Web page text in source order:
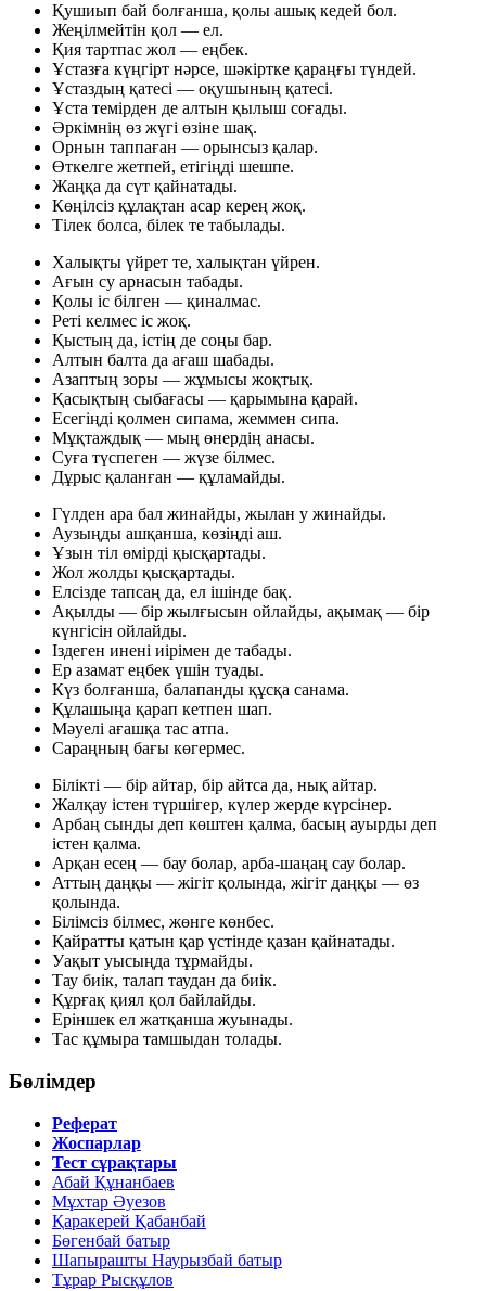
Қушиып бай болғанша, қолы ашық кедей бол.
Жеңілмейтін қол — ел.
Қия тартпас жол — еңбек.
Ұстазға күңгірт нәрсе, шәкіртке қараңғы түндей.
Ұстаздың қатесі — оқушының қатесі.
Ұста темірден де алтын қылыш соғады.
Әркімнің өз жүгі өзіне шақ.
Орнын таппаған — орынсыз қалар.
Өткелге жетпей, етігіңді шешпе.
Жаңқа да сүт қайнатады.
Көңілсіз құлақтан асар керең жоқ.
Тілек болса, білек те табылады.
Халықты үйрет те, халықтан үйрен.
Ағын су арнасын табады.
Қолы іс білген — қиналмас.
Реті келмес іс жоқ.
Қыстың да, істің де соңы бар.
Алтын балта да ағаш шабады.
Азаптың зоры — жұмысы жоқтық.
Қасықтың сыбағасы — қарымына қарай.
Есегіңді қолмен сипама, жеммен сипа.
Мұқтаждық — мың өнердің анасы.
Суға түспеген — жүзе білмес.
Дұрыс қаланған — құламайды.
Гүлден ара бал жинайды, жылан у жинайды.
Аузыңды ашқанша, көзіңді аш.
Ұзын тіл өмірді қысқартады.
Жол жолды қысқартады.
Елсізде тапсаң да, ел ішінде бақ.
Ақылды — бір жылғысын ойлайды, ақымақ — бір
күнгісін ойлайды.
Іздеген инені иірімен де табады.
Ер азамат еңбек үшін туады.
Күз болғанша, балапанды құсқа санама.
Құлашыңа қарап кетпен шап.
Мәуелі ағашқа тас атпа.
Сараңның бағы көгермес.
Білікті — бір айтар, бір айтса да, нық айтар.
Жалқау істен түршігер, күлер жерде күрсінер.
Арбаң сынды деп көштен қалма, басың ауырды деп
істен қалма.
Арқан есең — бау болар, арба-шаңаң сау болар.
Аттың даңқы — жігіт қолында, жігіт даңқы — өз
қолында.
Білімсіз білмес, жөнге көнбес.
Қайратты қатын қар үстінде қазан қайнатады.
Уақыт уысыңда тұрмайды.
Тау биік, талап таудан да биік.
Құрғақ қиял қол байлайды.
Еріншек ел жатқанша жуынады.
Тас құмыра тамшыдан толады.
Бөлімдер
Реферат
Жоспарлар
Тест сұрақтары
Абай Құнанбаев
Мұхтар Әуезов
Қаракерей Қабанбай
Бөгенбай батыр
Шапырашты Наурызбай батыр
Тұрар Рысқұлов